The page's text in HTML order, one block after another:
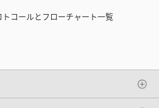
コールとフローチャート一覧